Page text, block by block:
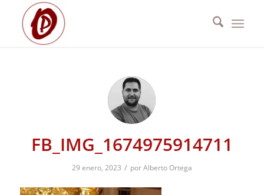
FB_IMG_1674975914711
29 enero, 2023 / porAlberto Ortega